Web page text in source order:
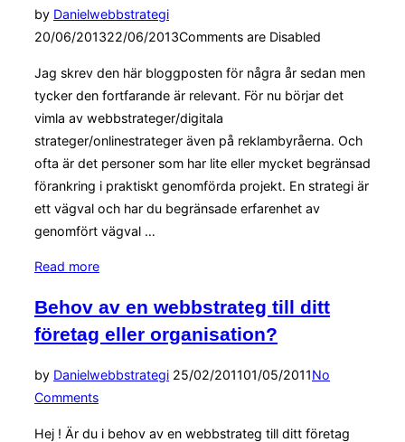
by DanielwebbstrategiPosted
on
20/06/201322/06/2013Comments are Disabled
Jag skrev den här bloggposten för några år sedan men
tycker den fortfarande är relevant. För nu börjar det
vimla av webbstrateger/digitala
strateger/onlinestrateger även på reklambyråerna. Och
ofta är det personer som har lite eller mycket begränsad
förankring i praktiskt genomförda projekt. En strategi är
ett vägval och har du begränsade erfarenhet av
genomfört vägval …
Read more“(update:)
kritierier
du
uppfylla
Behov av en webbstrateg till ditt
företag eller organisation?
by DanielwebbstrategiPosted
25/02/201101/05/2011No
Comments
Hej ! Är du i behov av en webbstrateg till ditt företag